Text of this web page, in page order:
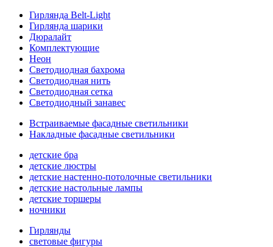
Гирлянда Belt-Light
Гирлянда шарики
Дюралайт
Комплектующие
Неон
Светодиодная бахрома
Светодиодная нить
Светодиодная сетка
Светодиодный занавес
Встраиваемые фасадные светильники
Накладные фасадные светильники
детские бра
детские люстры
детские настенно-потолочные светильники
детские настольные лампы
детские торшеры
ночники
Гирлянды
световые фигуры